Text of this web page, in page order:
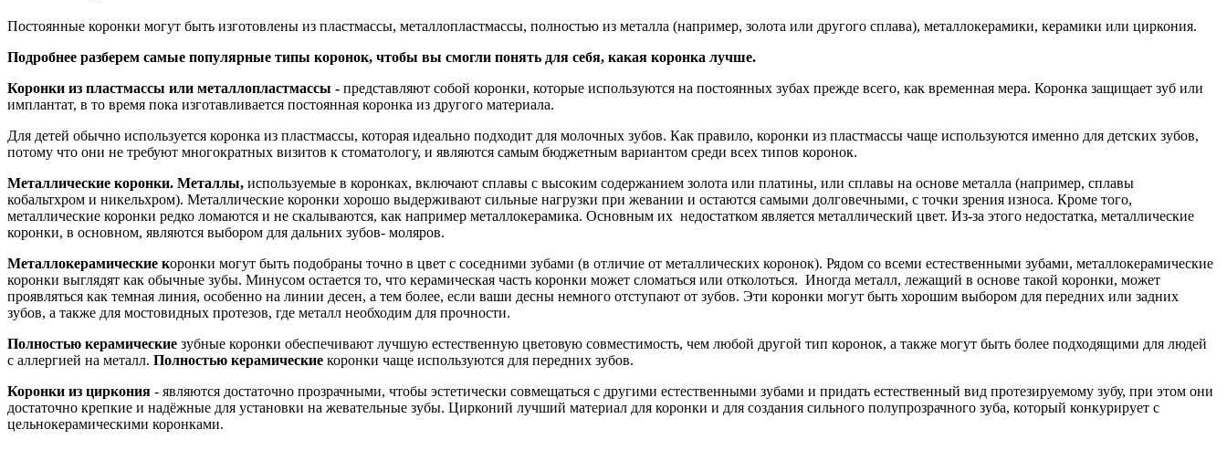
Постоянные коронки могут быть изготовлены из пластмассы, металлопластмассы, полностью из металла (например, золота или другого сплава), металлокерамики, керамики или циркония.
Подробнее разберем самые популярные типы коронок, чтобы вы смогли понять для себя, какая коронка лучше.
Коронки из пластмассы или металлопластмассы - представляют собой коронки, которые используются на постоянных зубах прежде всего, как временная мера. Коронка защищает зуб или
имплантат, в то время пока изготавливается постоянная коронка ​​из другого материала.
Для детей обычно используется коронка из пластмассы, которая идеально подходит для молочных зубов. Как правило, коронки из пластмассы чаще используются именно для детских зубов,
потому что они не требуют многократных визитов к стоматологу, и являются самым бюджетным вариантом среди всех типов коронок.
Металлические коронки. Металлы, используемые в коронках, включают сплавы с высоким содержанием золота или платины, или сплавы на основе металла (например, сплавы
кобальтхром и никельхром). Металлические коронки хорошо выдерживают сильные нагрузки при жевании и остаются самыми долговечными, с точки зрения износа. Кроме того,
металлические коронки редко ломаются и не скалываются, как например металлокерамика. Основным их недостатком является металлический цвет. Из-за этого недостатка, металлические
коронки, в основном, являются выбором для дальних зубов- моляров.
Металлокерамические коронки могут быть подобраны точно в цвет с соседними зубами (в отличие от металлических коронок). Рядом со всеми естественными зубами, металлокерамические
коронки выглядят как обычные зубы. Минусом остается то, что керамическая часть коронки может сломаться или отколоться. Иногда металл, лежащий в основе такой коронки, может
проявляться как темная линия, особенно на линии десен, а тем более, если ваши десны немного отступают от зубов. Эти коронки могут быть хорошим выбором для передних или задних
зубов, а также для мостовидных протезов, где металл необходим для прочности.
Полностью керамические зубные коронки обеспечивают лучшую естественную цветовую совместимость, чем любой другой тип коронок, а также могут быть более подходящими для людей
с аллергией на металл. Полностью керамические коронки чаще используются для передних зубов.
Коронки из циркония - являются достаточно прозрачными, чтобы эстетически совмещаться с другими естественными зубами и придать естественный вид протезируемому зубу, при этом они
достаточно крепкие и надёжные для установки на жевательные зубы. Цирконий лучший материал для коронки и для создания сильного полупрозрачного зуба, который конкурирует с
цельнокерамическими коронками.